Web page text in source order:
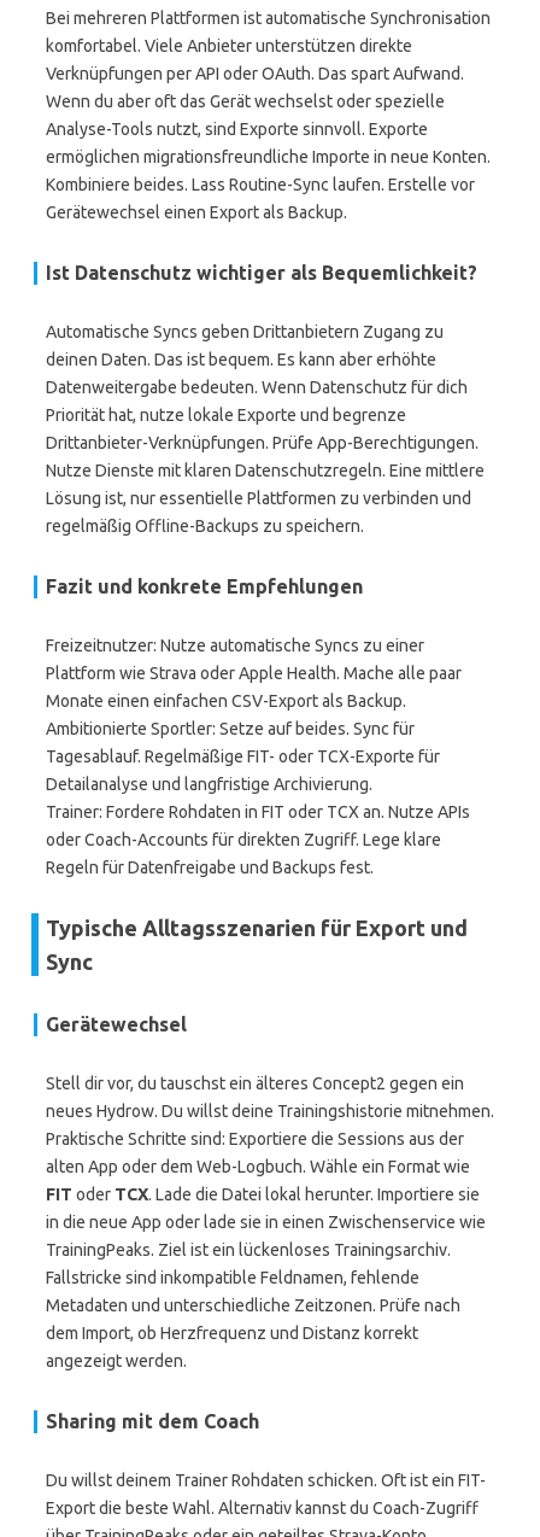
Bei mehreren Plattformen ist automatische Synchronisation
komfortabel. Viele Anbieter unterstützen direkte
Verknüpfungen per API oder OAuth. Das spart Aufwand.
Wenn du aber oft das Gerät wechselst oder spezielle
Analyse-Tools nutzt, sind Exporte sinnvoll. Exporte
ermöglichen migrationsfreundliche Importe in neue Konten.
Kombiniere beides. Lass Routine-Sync laufen. Erstelle vor
Gerätewechsel einen Export als Backup.
Ist Datenschutz wichtiger als Bequemlichkeit?
Automatische Syncs geben Drittanbietern Zugang zu
deinen Daten. Das ist bequem. Es kann aber erhöhte
Datenweitergabe bedeuten. Wenn Datenschutz für dich
Priorität hat, nutze lokale Exporte und begrenze
Drittanbieter-Verknüpfungen. Prüfe App-Berechtigungen.
Nutze Dienste mit klaren Datenschutzregeln. Eine mittlere
Lösung ist, nur essentielle Plattformen zu verbinden und
regelmäßig Offline-Backups zu speichern.
Fazit und konkrete Empfehlungen
Freizeitnutzer: Nutze automatische Syncs zu einer
Plattform wie Strava oder Apple Health. Mache alle paar
Monate einen einfachen CSV-Export als Backup.
Ambitionierte Sportler: Setze auf beides. Sync für
Tagesablauf. Regelmäßige FIT- oder TCX-Exporte für
Detailanalyse und langfristige Archivierung.
Trainer: Fordere Rohdaten in FIT oder TCX an. Nutze APIs
oder Coach-Accounts für direkten Zugriff. Lege klare
Regeln für Datenfreigabe und Backups fest.
Typische Alltagsszenarien für Export und
Sync
Gerätewechsel
Stell dir vor, du tauschst ein älteres Concept2 gegen ein
neues Hydrow. Du willst deine Trainingshistorie mitnehmen.
Praktische Schritte sind: Exportiere die Sessions aus der
alten App oder dem Web-Logbuch. Wähle ein Format wie
FIT oder TCX. Lade die Datei lokal herunter. Importiere sie
in die neue App oder lade sie in einen Zwischenservice wie
TrainingPeaks. Ziel ist ein lückenloses Trainingsarchiv.
Fallstricke sind inkompatible Feldnamen, fehlende
Metadaten und unterschiedliche Zeitzonen. Prüfe nach
dem Import, ob Herzfrequenz und Distanz korrekt
angezeigt werden.
Sharing mit dem Coach
Du willst deinem Trainer Rohdaten schicken. Oft ist ein FIT-
Export die beste Wahl. Alternativ kannst du Coach-Zugriff